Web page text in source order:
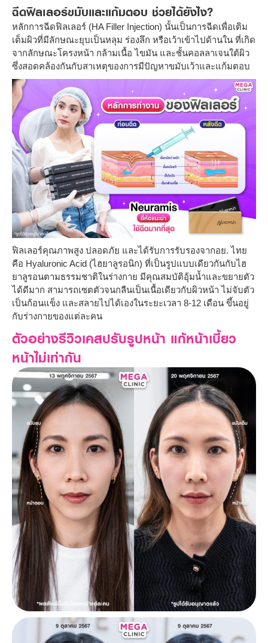
ฉีดฟิลเลอร์ขมับและแก้มตอบ ช่วยได้ยังไง?
หลักการฉีดฟิลเลอร์ (HA Filler Injection) นั้นเป็นการฉีดเพื่อเติม
เต็มผิวที่มีลักษณะยุบเป็นหลุม ร่องลึก หรือเว้าเข้าไปด้านใน ที่เกิด
จากลักษณะโครงหน้า กล้ามเนื้อ ไขมัน และชั้นคอลลาเจนใต้ผิว
ซึ่งสอดคล้องกันกับสาเหตุของการมีปัญหาขมับเว้าและแก้มตอบ
ฟิลเลอร์คุณภาพสูง ปลอดภัย และได้รับการรับรองจากอย. ไทย
คือ Hyaluronic Acid (ไฮยาลูรอนิก) ที่เป็นรูปแบบเดียวกันกับไฮ
ยาลูรอนตามธรรมชาติในร่างกาย มีคุณสมบัติอุ้มน้ำและขยายตัว
ได้ดีมาก สามารถเซตตัวจนกลืนเป็นเนื้อเดียวกับผิวหน้า ไม่จับตัว
เป็นก้อนแข็ง และสลายไปได้เองในระยะเวลา 8-12 เดือน ขึ้นอยู่
กับร่างกายของแต่ละคน
ตัวอย่างรีวิวเคสปรับรูปหน้า แก้หน้าเบี้ยว
หน้าไม่เท่ากัน